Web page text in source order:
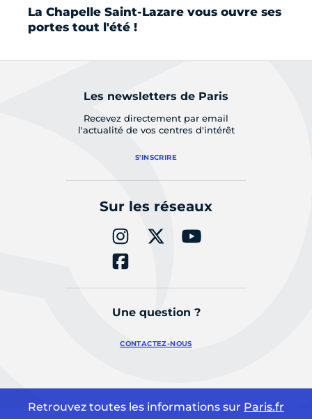
La Chapelle Saint-Lazare vous ouvre ses
portes tout l'été !
Les newsletters de Paris
Recevez directement par email
l'actualité de vos centres d'intérêt
S'INSCRIRE
Sur les réseaux
Une question ?
CONTACTEZ-NOUS
Retrouvez toutes les informations sur Paris.fr